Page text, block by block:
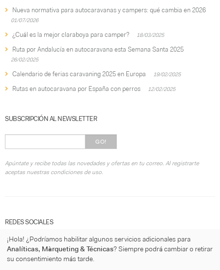
Nueva normativa para autocaravanas y campers: qué cambia en 2026
01/07/2026
¿Cuál es la mejor claraboya para camper? 18/03/2025
Ruta por Andalucía en autocaravana esta Semana Santa 2025
26/02/2025
Calendario de ferias caravaning 2025 en Europa 19/02/2025
Rutas en autocaravana por España con perros 12/02/2025
SUBSCRIPCIÓN AL NEWSLETTER
GO!
Apúntate y recibe todas las novedades y ofertas en tu correo. Al registrarte
aceptas nuestras condiciones de uso.
REDES SOCIALES
¡Hola! ¿Podríamos habilitar algunos servicios adicionales para
Analíticas, Màrqueting & Técnicas? Siempre podrá cambiar o retirar
su consentimiento más tarde.